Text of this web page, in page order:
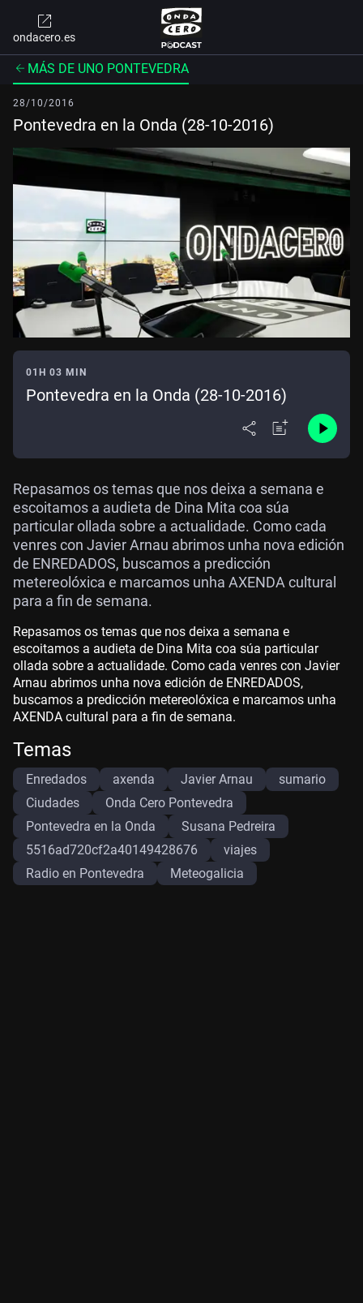
ondacero.es
MÁS DE UNO PONTEVEDRA
28/10/2016
Pontevedra en la Onda (28-10-2016)
01H 03 MIN
Pontevedra en la Onda (28-10-2016)
Repasamos os temas que nos deixa a semana e
escoitamos a audieta de Dina Mita coa súa
particular ollada sobre a actualidade. Como cada
venres con Javier Arnau abrimos unha nova edición
de ENREDADOS, buscamos a predicción
metereolóxica e marcamos unha AXENDA cultural
para a fin de semana.
Repasamos os temas que nos deixa a semana e
escoitamos a audieta de Dina Mita coa súa particular
ollada sobre a actualidade. Como cada venres con Javier
Arnau abrimos unha nova edición de ENREDADOS,
buscamos a predicción metereolóxica e marcamos unha
AXENDA cultural para a fin de semana.
Temas
Enredados axenda Javier Arnau
sumario
Ciudades
Onda Cero Pontevedra
Pontevedra en la Onda
Susana Pedreira
5516ad720cf2a40149428676
viajes
Radio en Pontevedra
Meteogalicia